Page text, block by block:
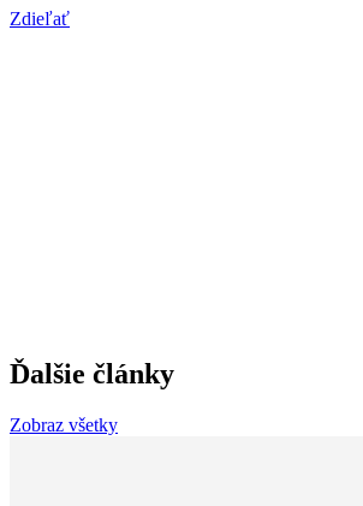
Zdieľať
Ďalšie články
Zobraz všetky